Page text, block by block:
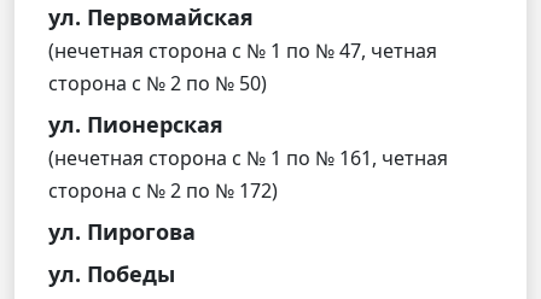
ул. Первомайская
(нечетная сторона с № 1 по № 47, четная
сторона с № 2 по № 50)
ул. Пионерская
(нечетная сторона с № 1 по № 161, четная
сторона с № 2 по № 172)
ул. Пирогова
ул. Победы